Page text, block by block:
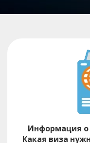
Информация о
Какая виза